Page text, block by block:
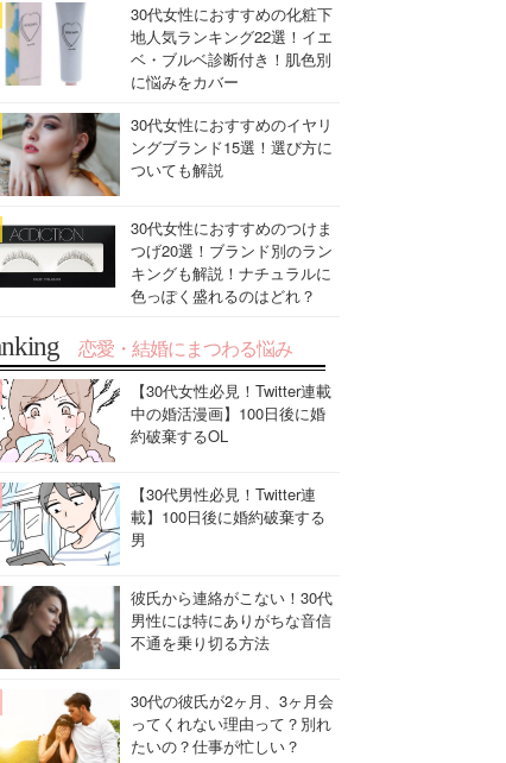
30代女性におすすめの化粧下
地人気ランキング22選！イエ
ベ・ブルベ診断付き！肌色別
に悩みをカバー
30代女性におすすめのイヤリ
ングブランド15選！選び方に
ついても解説
30代女性におすすめのつけま
つげ20選！ブランド別のラン
キングも解説！ナチュラルに
色っぽく盛れるのはどれ？
恋愛・結婚にまつわる悩み
【30代女性必見！Twitter連載
中の婚活漫画】100日後に婚
約破棄するOL
【30代男性必見！Twitter連
載】100日後に婚約破棄する
男
彼氏から連絡がこない！30代
男性には特にありがちな音信
不通を乗り切る方法
30代の彼氏が2ヶ月、3ヶ月会
ってくれない理由って？別れ
たいの？仕事が忙しい？